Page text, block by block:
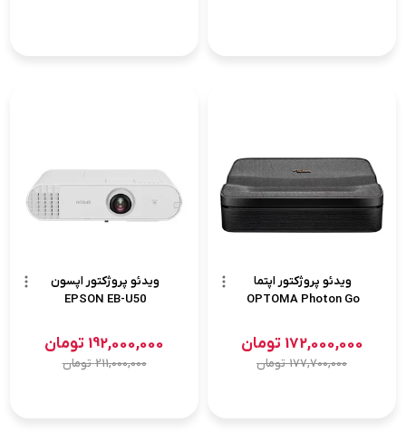
ویدئو پروژکتور اپتما
OPTOMA Photon Go
172,000,000 تومان
177,700,000تومان
ویدئو پروژکتور اپسون
EPSON EB-U50
192,000,000 تومان
211,000,000تومان